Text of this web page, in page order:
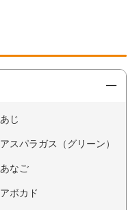
あじ
アスパラガス（グリーン）
あなご
アボカド